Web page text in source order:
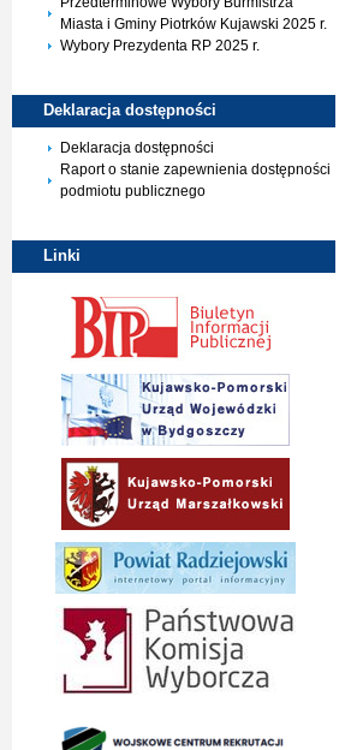
Miasta i Gminy Piotrków Kujawski 2025 r.
Wybory Prezydenta RP 2025 r.
Deklaracja dostępności
Deklaracja dostępności
Raport o stanie zapewnienia dostępności
podmiotu publicznego
Linki